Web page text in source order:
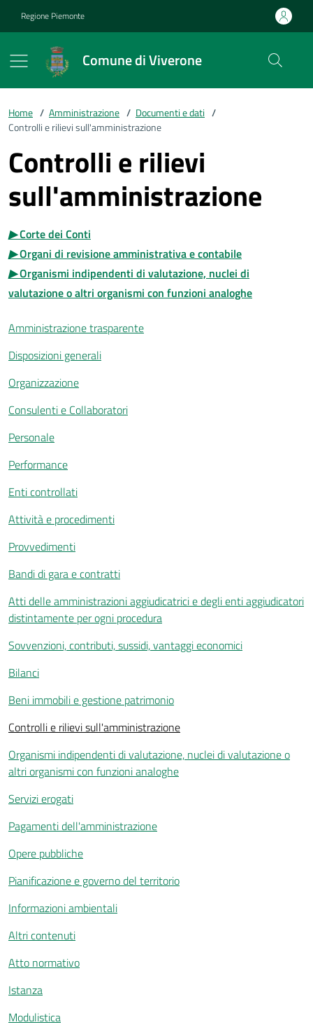
Regione Piemonte
Comune di Viverone
Home / Amministrazione / Documenti e dati /
Controlli e rilievi sull'amministrazione
Controlli e rilievi
sull'amministrazione
▶Corte dei Conti
▶Organi di revisione amministrativa e contabile
▶Organismi indipendenti di valutazione, nuclei di
valutazione o altri organismi con funzioni analoghe
Amministrazione trasparente
Disposizioni generali
Organizzazione
Consulenti e Collaboratori
Personale
Performance
Enti controllati
Attività e procedimenti
Provvedimenti
Bandi di gara e contratti
Atti delle amministrazioni aggiudicatrici e degli enti aggiudicatori
distintamente per ogni procedura
Sovvenzioni, contributi, sussidi, vantaggi economici
Bilanci
Beni immobili e gestione patrimonio
Controlli e rilievi sull'amministrazione
Organismi indipendenti di valutazione, nuclei di valutazione o
altri organismi con funzioni analoghe
Servizi erogati
Pagamenti dell'amministrazione
Opere pubbliche
Pianificazione e governo del territorio
Informazioni ambientali
Altri contenuti
Atto normativo
Istanza
Modulistica